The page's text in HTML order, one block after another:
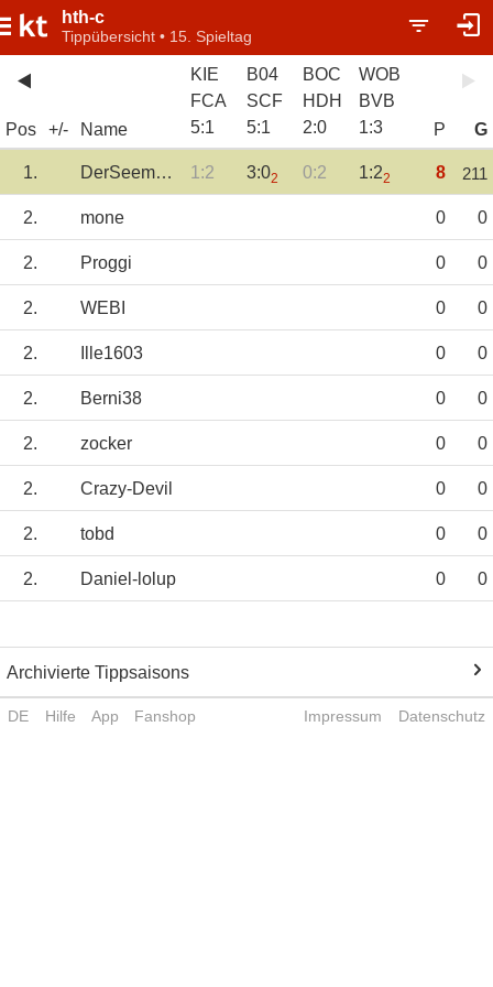
hth-c
Tippübersicht • 15. Spieltag
Pos +/- Name
KIE
FCA
5:1
B04
SCF
5:1
BOC
HDH
2:0
WOB
BVB
1:3 P G
1. DerSeemann 1:2 3:02 0:2 1:22 8 211
2. mone 0 0
2. Proggi 0 0
2. WEBI 0 0
2. Ille1603 0 0
2. Berni38 0 0
2. zocker 0 0
2. Crazy-Devil 0 0
2. tobd 0 0
2. Daniel-lolup 0 0
Archivierte Tippsaisons
DE Hilfe App Fanshop Impressum Datenschutz